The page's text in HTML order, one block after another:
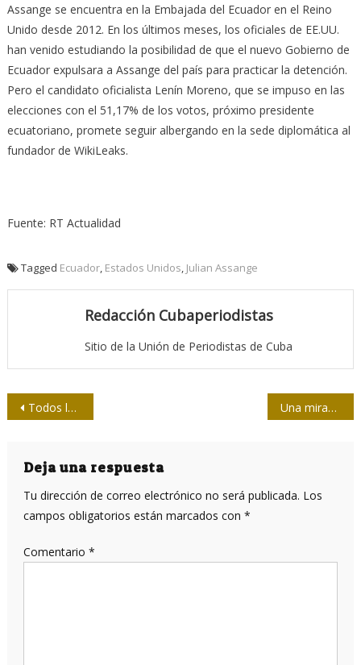
Assange se encuentra en la Embajada del Ecuador en el Reino
Unido desde 2012. En los últimos meses, los oficiales de EE.UU.
han venido estudiando la posibilidad de que el nuevo Gobierno de
Ecuador expulsara a Assange del país para practicar la detención.
Pero el candidato oficialista Lenín Moreno, que se impuso en las
elecciones con el 51,17% de los votos, próximo presidente
ecuatoriano, promete seguir albergando en la sede diplomática al
fundador de WikiLeaks.
Fuente: RT Actualidad
Tagged Ecuador, Estados Unidos, Julian Assange
Redacción Cubaperiodistas
Sitio de la Unión de Periodistas de Cuba
Navegación
entradas
Todos los mundos de Muñoz Bachs Una mirada interior al periodismo villaclareño
Deja una respuesta
Tu dirección de correo electrónico no será publicada. Los
campos obligatorios están marcados con *
Comentario *